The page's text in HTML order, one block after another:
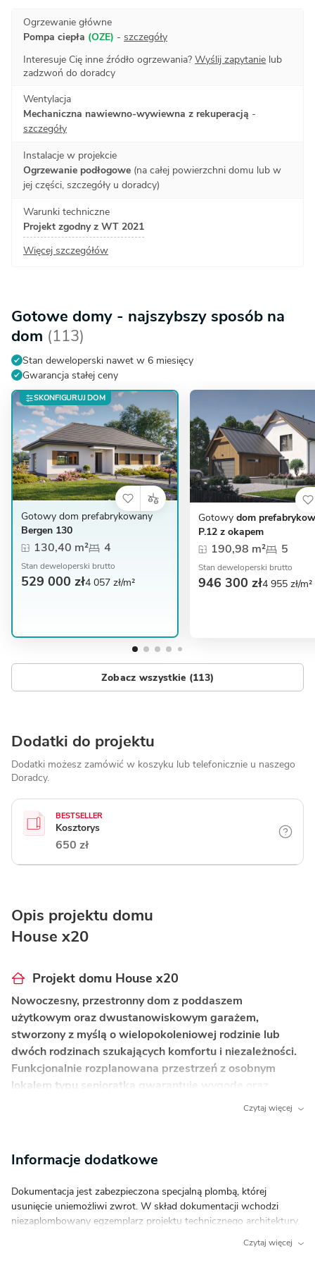
Ogrzewanie główne
Pompa ciepła (OZE) - szczegóły
Interesuje Cię inne źródło ogrzewania? Wyślij zapytanie lub
zadzwoń do doradcy
Wentylacja
Mechaniczna nawiewno-wywiewna z rekuperacją -
szczegóły
Instalacje w projekcie
Ogrzewanie podłogowe (na całej powierzchni domu lub w
jej części, szczegóły u doradcy)
Warunki techniczne
Projekt zgodny z WT 2021
Więcej szczegółów
Gotowe domy - najszybszy sposób na
dom (113)
Stan deweloperski nawet w 6 miesięcy
Gwarancja stałej ceny
SKONFIGURUJ DOM
Gotowy dom prefabrykowany
Bergen 130
130,40 m² 4
Stan deweloperski brutto
529 000 zł4 057 zł/m²
Gotowy dom
P.12 z okapem
190,98 m² 5
Stan deweloperski brutto
946 300 zł4 955 zł/m²
Zobacz wszystkie (113)
Dodatki do projektu
Dodatki możesz zamówić w koszyku lub telefonicznie u naszego
Doradcy.
BESTSELLER
Kosztorys
650 zł
Opis projektu domu
House x20
Projekt domu House x20
Nowoczesny, przestronny dom z poddaszem
użytkowym oraz dwustanowiskowym garażem,
stworzony z myślą o wielopokoleniowej rodzinie lub
dwóch rodzinach szukających komfortu i niezależności.
Funkcjonalnie rozplanowana przestrzeń z osobnym
lokalem typu senioratka gwarantuje wygodę oraz
Rzeczywisty dom dwurodzinny
na komfortowe zamieszkanie dwóch pokoleń lub
stworzenie niezależnej przestrzeni dla gości.
przestrzeń nad strefą dzienną daje poczucie
Czytaj więcej
Informacje dodatkowe
Dokumentacja jest zabezpieczona specjalną plombą, której
usunięcie uniemożliwi zwrot. W skład dokumentacji wchodzi
niezaplombowany egzemplarz projektu technicznego architektury,
z zamówieniem. Zapraszamy do zamówienia przed zakupem
Czytaj więcej